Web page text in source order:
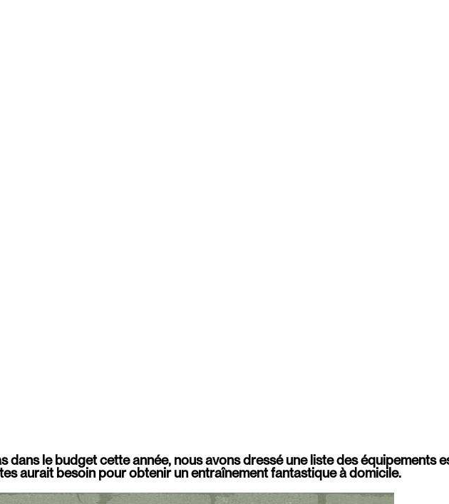
dans le budget cette année, nous avons dressé une liste des équipements
aurait besoin pour obtenir un entraînement fantastique à domicile.